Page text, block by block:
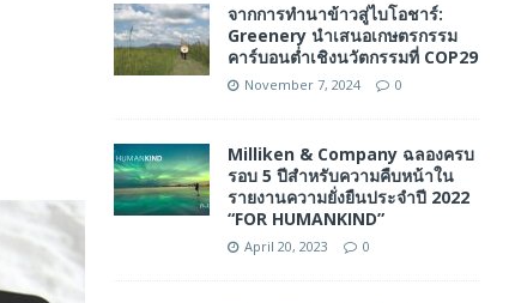
จากการทำนาข้าวสู่ไบโอชาร์:
Greenery นำเสนอเกษตรกรรม
คาร์บอนต่ำเชิงนวัตกรรมที่ COP29
November 7, 2024 0
Milliken & Company ฉลองครบ
รอบ 5 ปีสำหรับความคืบหน้าใน
รายงานความยั่งยืนประจำปี 2022
“FOR HUMANKIND”
April 20, 2023 0